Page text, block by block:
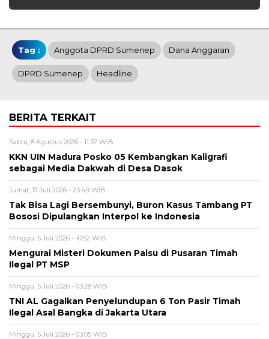
Tag : Anggota DPRD Sumenep Dana Anggaran
DPRD Sumenep Headline
BERITA TERKAIT
Sabtu, 8 Agustus 2026 - 11:37 WIB
KKN UIN Madura Posko 05 Kembangkan Kaligrafi
sebagai Media Dakwah di Desa Dasok
Jumat, 17 Juli 2026 - 23:49 WIB
Tak Bisa Lagi Bersembunyi, Buron Kasus Tambang PT
Bososi Dipulangkan Interpol ke Indonesia
Minggu, 5 Juli 2026 - 10:52 WIB
Mengurai Misteri Dokumen Palsu di Pusaran Timah
Ilegal PT MSP
Minggu, 5 Juli 2026 - 03:28 WIB
TNI AL Gagalkan Penyelundupan 6 Ton Pasir Timah
Ilegal Asal Bangka di Jakarta Utara
Minggu, 5 Juli 2026 - 03:05 WIB